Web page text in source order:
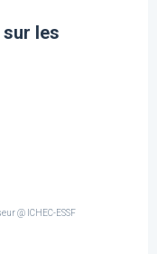
les
@ ICHEC-ESSF